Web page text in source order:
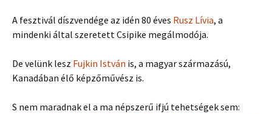
A fesztivál díszvendége az idén 80 éves Rusz Lívia, a
mindenki által szeretett Csipike megálmodója.
De velünk lesz Fujkin István is, a magyar származású,
Kanadában élő képzőművész is.
S nem maradnak el a ma népszerű ifjú tehetségek sem: